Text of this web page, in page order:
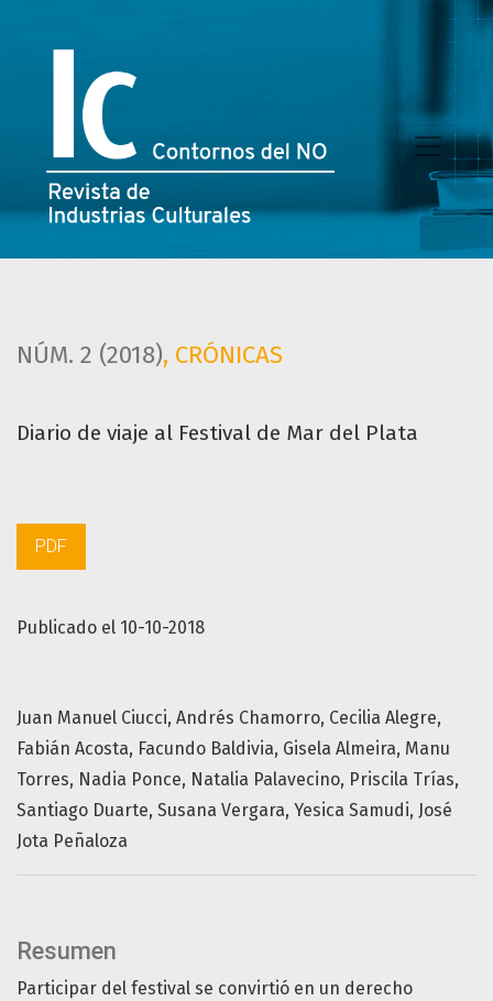
Diario de viaje al Festival de Mar del Plata
NÚM. 2 (2018), CRÓNICAS
Diario de viaje al Festival de Mar del Plata
Publicado el 10-10-2018
PDF
Juan Manuel Ciucci Andrés Chamorro Cecilia Alegre
Fabián Acosta
Facundo Baldivia Gisela Almeira Manu
Torres
Nadia Ponce Natalia Palavecino Priscila Trías
Santiago Duarte Susana Vergara Yesica Samudi José
Jota Peñaloza
Resumen
Participar del festival se convirtió en un derecho